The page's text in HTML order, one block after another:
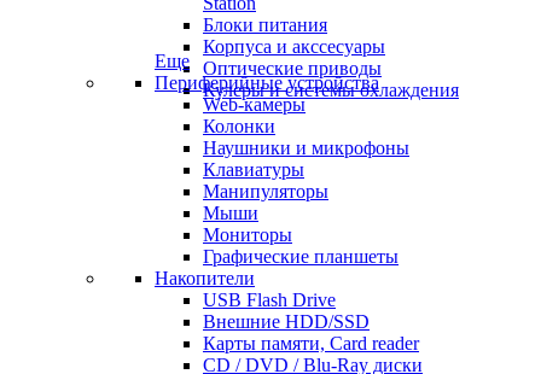
Блоки питания
Корпуса и акссесуары
Оптические приводы
Кулеры и системы охлаждения
Еще
Периферийные устройства
Web-камеры
Колонки
Наушники и микрофоны
Клавиатуры
Манипуляторы
Мыши
Мониторы
Графические планшеты
Накопители
USB Flash Drive
Внешние HDD/SSD
Карты памяти, Card reader
CD / DVD / Blu-Ray диски